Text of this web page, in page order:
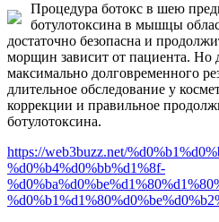
Процедура ботокс в шею
ботулотоксина в мышцы
достаточно безопасна и
морщин зависит от пациента. Но
максимально долговременного
длительное обследование у
коррекции и правильное
ботулотоксина.
https://web3buzz.net/
%d0%b4%d0%bb%d1%8f-